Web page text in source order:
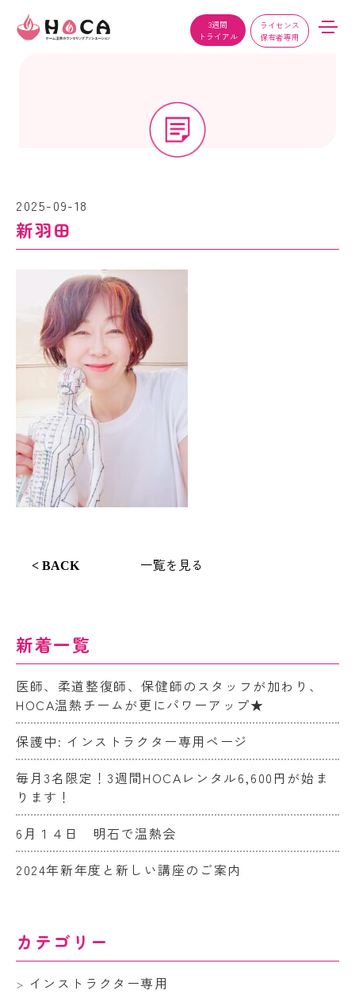
3週間
トライアル
ライセンス
保有者専用
2025-09-18
新羽田
< BACK 一覧を見る
新着一覧
医師、柔道整復師、保健師のスタッフが加わり、
HOCA温熱チームが更にパワーアップ★
保護中: インストラクター専用ページ
毎月3名限定！3週間HOCAレンタル6,600円が始ま
ります！
6月１４日 明石で温熱会
2024年新年度と新しい講座のご案内
カテゴリー
インストラクター専用